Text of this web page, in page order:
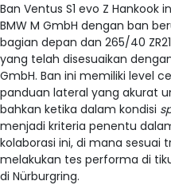
Ban Ventus S1 evo Z
BMW M GmbH dengan ban
bagian depan dan 265/40
yang telah disesuaikan
GmbH. Ban ini memiliki level
panduan lateral yang akurat
bahkan ketika dalam kondisi
menjadi kriteria penentu
kolaborasi ini, di mana sesuai
melakukan tes performa di
di Nürburgring.